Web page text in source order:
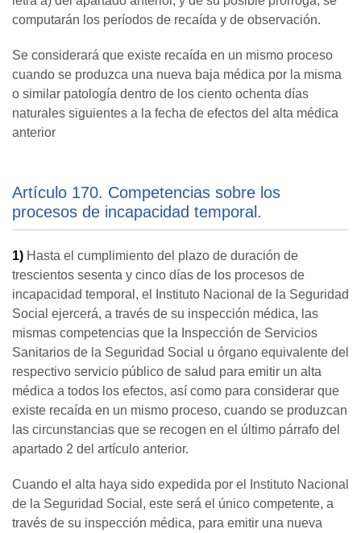
computarán los períodos de recaída y de observación.
Se considerará que existe recaída en un mismo proceso
cuando se produzca una nueva baja médica por la misma
o similar patología dentro de los ciento ochenta días
naturales siguientes a la fecha de efectos del alta médica
anterior
Artículo 170. Competencias sobre los
procesos de incapacidad temporal.
1) Hasta el cumplimiento del plazo de duración de
trescientos sesenta y cinco días de los procesos de
incapacidad temporal, el Instituto Nacional de la Seguridad
Social ejercerá, a través de su inspección médica, las
mismas competencias que la Inspección de Servicios
Sanitarios de la Seguridad Social u órgano equivalente del
respectivo servicio público de salud para emitir un alta
médica a todos los efectos, así como para considerar que
existe recaída en un mismo proceso, cuando se produzcan
las circunstancias que se recogen en el último párrafo del
apartado 2 del artículo anterior.
Cuando el alta haya sido expedida por el Instituto Nacional
de la Seguridad Social, este será el único competente, a
través de su inspección médica, para emitir una nueva